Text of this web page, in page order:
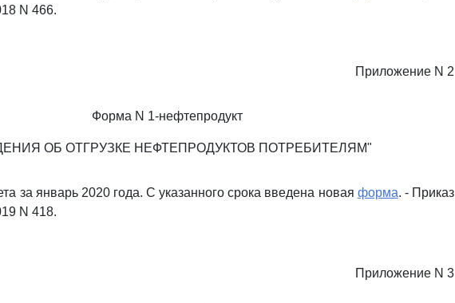
N 466.
Приложение N 2
Форма N 1-нефтепродукт
ОБ ОТГРУЗКЕ НЕФТЕПРОДУКТОВ ПОТРЕБИТЕЛЯМ"
за январь 2020 года. С указанного срока введена новая форма. - Приказ
N 418.
Приложение N 3